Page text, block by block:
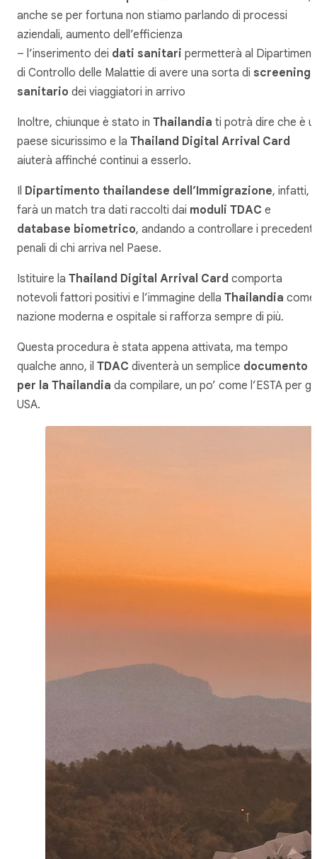
anche se per fortuna non stiamo parlando di processi
aziendali, aumento dell’efficienza
– l’inserimento dei dati sanitari permetterà al
di Controllo delle Malattie di avere una sorta di screening
sanitario dei viaggiatori in arrivo
Inoltre, chiunque è stato in Thailandia ti potrà dire che è
paese sicurissimo e la Thailand Digital Arrival Card
aiuterà affinché continui a esserlo.
Il Dipartimento thailandese dell’Immigrazione, infatti,
farà un match tra dati raccolti dai moduli TDAC e
database biometrico, andando a controllare i precedenti
penali di chi arriva nel Paese.
Istituire la Thailand Digital Arrival Card comporta
notevoli fattori positivi e l’immagine della Thailandia come
nazione moderna e ospitale si rafforza sempre di più.
Questa procedura è stata appena attivata, ma tempo
qualche anno, il TDAC diventerà un semplice documento
per la Thailandia da compilare, un po’ come l’ESTA per gli
USA.